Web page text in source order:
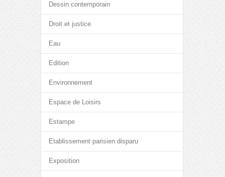
Dessin contemporain
Droit et justice
Eau
Edition
Environnement
Espace de Loisirs
Estampe
Etablissement parisien disparu
Exposition